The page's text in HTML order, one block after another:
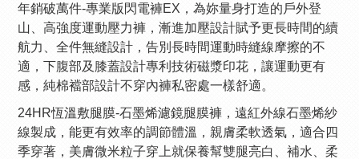
年銷破萬件-專業版閃電褲EX，為妳量身打造的戶外登
山、高強度運動壓力褲，漸進加壓設計賦予更長時間的續
航力、全件無縫設計，告別長時間運動時縫線摩擦的不
適，下腹部及膝蓋設計專利技術磁漿印花，讓運動更有
感，純棉襠部設計不穿內褲私密處一樣舒適。
24HR恆溫敷腿膜-石墨烯濾鏡腿膜褲，遠紅外線石墨烯紗
線製成，能更有效率的調節體溫，親膚柔軟透氣，適合四
季穿著，美膚微米粒子穿上就保養幫雙腿亮白、補水、柔